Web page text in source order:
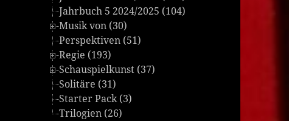
Jahrbuch 5 2024/2025 (104)
Musik von (30)
Perspektiven (51)
Regie (193)
Schauspielkunst (37)
Solitäre (31)
Starter Pack (3)
Trilogien (26)